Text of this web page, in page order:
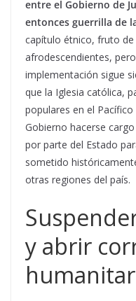
entre el Gobierno de
entonces guerrilla de
capítulo étnico, fruto de
afrodescendientes,
implementación sigue
que la Iglesia católica,
populares en el
Gobierno hacerse
por parte del Estado
sometido
otras regiones del país.
y abrir